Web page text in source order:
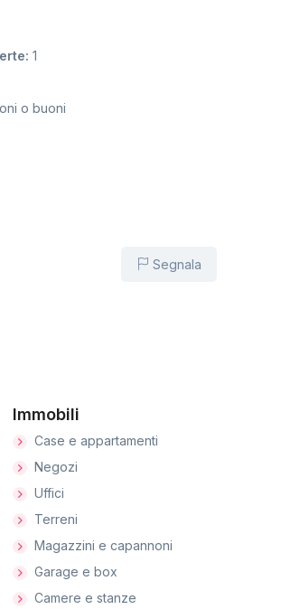
1
o buoni
Segnala
Immobili
Case e appartamenti
Negozi
Uffici
Terreni
Magazzini e capannoni
Garage e box
Camere e stanze